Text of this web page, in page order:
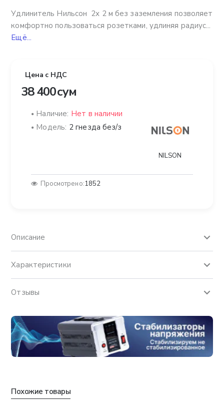
Удлинитель Нильсон 2х 2 м без заземления позволяет
комфортно пользоваться розетками, удлиняя радиус...
Ещё...
Цена с НДС
38 400 сум
Наличие: Нет в наличии
Модель: 2 гнезда без/з
NILSON
Просмотрено:1852
Описание
Характеристики
Отзывы
Похожие товары